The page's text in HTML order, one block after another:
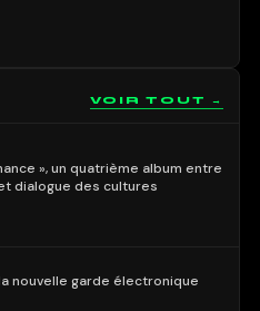
VOIR TOUT →
», un quatrième album entre
dialogue des cultures
la nouvelle garde électronique